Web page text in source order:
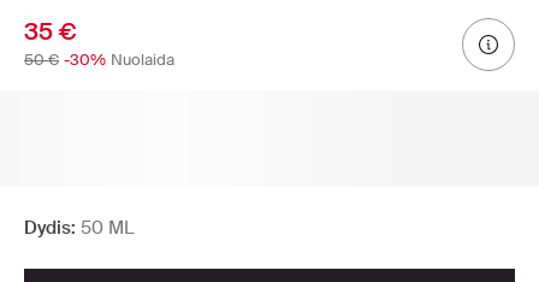
35 €
50 € -30% Nuolaida
Dydis: 50 ML